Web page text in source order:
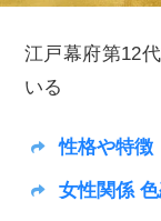
江戸幕府第12
いる
性格や特徴
女性関係